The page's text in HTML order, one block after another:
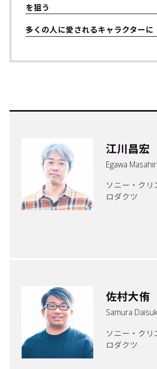
を狙う
多くの人に愛されるキャラクターに
江川昌宏
Egawa
ソニー・ク
ロダクツ
佐村大侑
Samura
ソニー・ク
ロダクツ